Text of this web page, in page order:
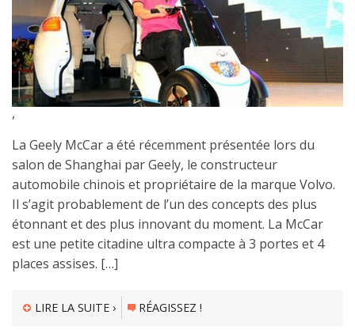
,
La Geely McCar a été récemment présentée lors du
salon de Shanghai par Geely, le constructeur
automobile chinois et propriétaire de la marque Volvo.
Il s’agit probablement de l’un des concepts des plus
étonnant et des plus innovant du moment. La McCar
est une petite citadine ultra compacte à 3 portes et 4
places assises. […]
LIRE LA SUITE › RÉAGISSEZ !